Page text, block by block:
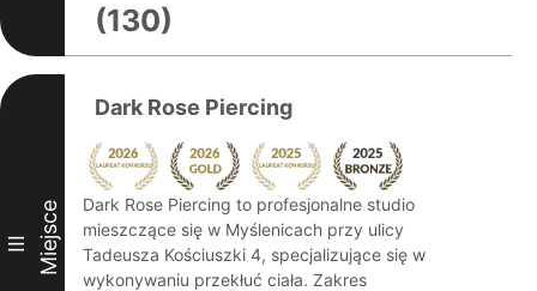
(130)
III Miejsce
Dark Rose Piercing
Dark Rose Piercing to profesjonalne studio
mieszczące się w Myślenicach przy ulicy
Tadeusza Kościuszki 4, specjalizujące się w
wykonywaniu przekłuć ciała. Zakres